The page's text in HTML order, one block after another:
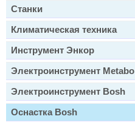
Станки
Климатическая техника
Инструмент Энкор
Электроинструмент Metabo
Электроинструмент Bosh
Оснастка Bosh